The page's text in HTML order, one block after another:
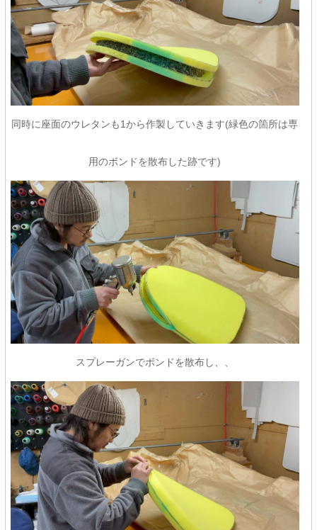
同時に座面のウレタンも1から作製していきます(緑色の箇所は専
用のボンドを散布した跡です)
スプレーガンでボンドを散布し、、